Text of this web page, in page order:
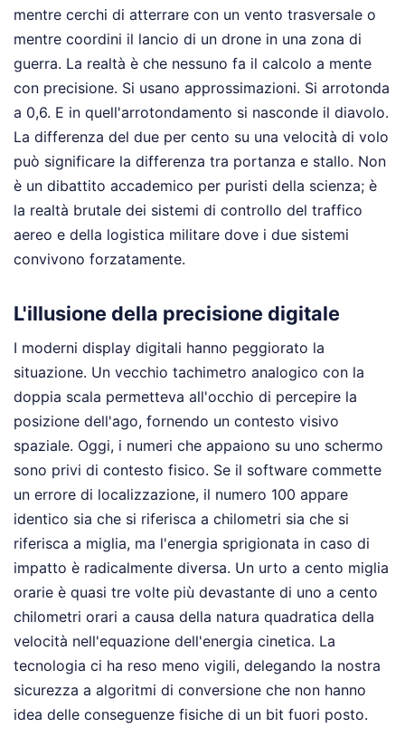
mentre cerchi di atterrare con un vento trasversale o
mentre coordini il lancio di un drone in una zona di
guerra. La realtà è che nessuno fa il calcolo a mente
con precisione. Si usano approssimazioni. Si arrotonda
a 0,6. E in quell'arrotondamento si nasconde il diavolo.
La differenza del due per cento su una velocità di volo
può significare la differenza tra portanza e stallo. Non
è un dibattito accademico per puristi della scienza; è
la realtà brutale dei sistemi di controllo del traffico
aereo e della logistica militare dove i due sistemi
convivono forzatamente.
L'illusione della precisione digitale
I moderni display digitali hanno peggiorato la
situazione. Un vecchio tachimetro analogico con la
doppia scala permetteva all'occhio di percepire la
posizione dell'ago, fornendo un contesto visivo
spaziale. Oggi, i numeri che appaiono su uno schermo
sono privi di contesto fisico. Se il software commette
un errore di localizzazione, il numero 100 appare
identico sia che si riferisca a chilometri sia che si
riferisca a miglia, ma l'energia sprigionata in caso di
impatto è radicalmente diversa. Un urto a cento miglia
orarie è quasi tre volte più devastante di uno a cento
chilometri orari a causa della natura quadratica della
velocità nell'equazione dell'energia cinetica. La
tecnologia ci ha reso meno vigili, delegando la nostra
sicurezza a algoritmi di conversione che non hanno
idea delle conseguenze fisiche di un bit fuori posto.